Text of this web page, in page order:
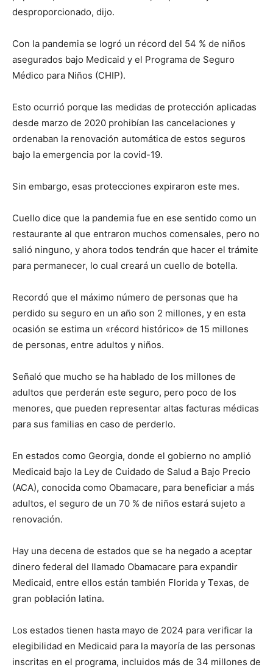
desproporcionado, dijo.
Con la pandemia se logró un récord del 54 % de niños
asegurados bajo Medicaid y el Programa de Seguro
Médico para Niños (CHIP).
Esto ocurrió porque las medidas de protección aplicadas
desde marzo de 2020 prohibían las cancelaciones y
ordenaban la renovación automática de estos seguros
bajo la emergencia por la covid-19.
Sin embargo, esas protecciones expiraron este mes.
Cuello dice que la pandemia fue en ese sentido como un
restaurante al que entraron muchos comensales, pero no
salió ninguno, y ahora todos tendrán que hacer el trámite
para permanecer, lo cual creará un cuello de botella.
Recordó que el máximo número de personas que ha
perdido su seguro en un año son 2 millones, y en esta
ocasión se estima un «récord histórico» de 15 millones
de personas, entre adultos y niños.
Señaló que mucho se ha hablado de los millones de
adultos que perderán este seguro, pero poco de los
menores, que pueden representar altas facturas médicas
para sus familias en caso de perderlo.
En estados como Georgia, donde el gobierno no amplió
Medicaid bajo la Ley de Cuidado de Salud a Bajo Precio
(ACA), conocida como Obamacare, para beneficiar a más
adultos, el seguro de un 70 % de niños estará sujeto a
renovación.
Hay una decena de estados que se ha negado a aceptar
dinero federal del llamado Obamacare para expandir
Medicaid, entre ellos están también Florida y Texas, de
gran población latina.
Los estados tienen hasta mayo de 2024 para verificar la
elegibilidad en Medicaid para la mayoría de las personas
inscritas en el programa, incluidos más de 34 millones de